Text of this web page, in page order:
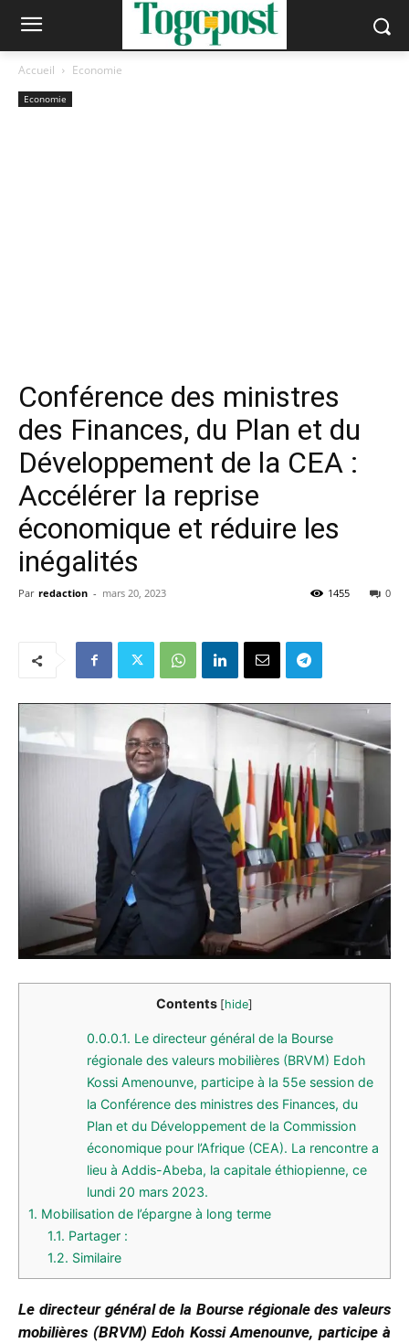
Accueil Economie
Economie
Conférence des ministres
des Finances, du Plan et du
Développement de la CEA :
Accélérer la reprise
économique et réduire les
inégalités
Par redaction - mars 20, 2023 0
1455
Contents [hide]
0.0.0.1. Le directeur général de la Bourse
régionale des valeurs mobilières (BRVM) Edoh
Kossi Amenounve, participe à la 55e session de
la Conférence des ministres des Finances, du
Plan et du Développement de la Commission
économique pour l’Afrique (CEA). La rencontre a
lieu à Addis-Abeba, la capitale éthiopienne, ce
lundi 20 mars 2023.
1. Mobilisation de l’épargne à long terme
1.1. Partager :
1.2. Similaire
Le directeur général de la Bourse régionale des valeurs
mobilières (BRVM) Edoh Kossi Amenounve, participe à